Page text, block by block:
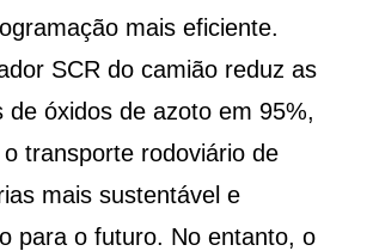
mais eficiente.
SCR do camião reduz as
de óxidos de azoto em 95%,
transporte rodoviário de
mais sustentável e
para o futuro. No entanto, o